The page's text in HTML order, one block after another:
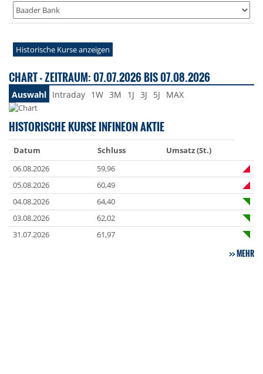
Historische Kurse anzeigen
CHART - ZEITRAUM: 07.07.2026 BIS 07.08.2026
Auswahl Intraday 1W 3M 1J 3J 5J MAX
HISTORISCHE KURSE INFINEON AKTIE
Datum Schluss
Umsatz (St.)
06.08.2026
59,96
05.08.2026
60,49
04.08.2026
64,40
03.08.2026
62,02
31.07.2026
61,97
MEHR